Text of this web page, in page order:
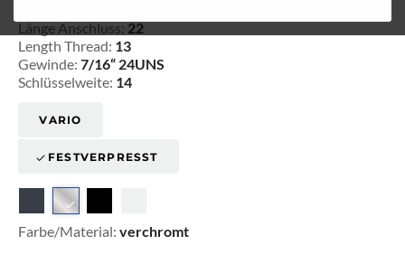
Länge Anschluss: 22
Length Thread: 13
Gewinde: 7/16“ 24UNS
Schlüsselweite: 14
VARIO
FESTVERPRESST
Farbe/Material: verchromt